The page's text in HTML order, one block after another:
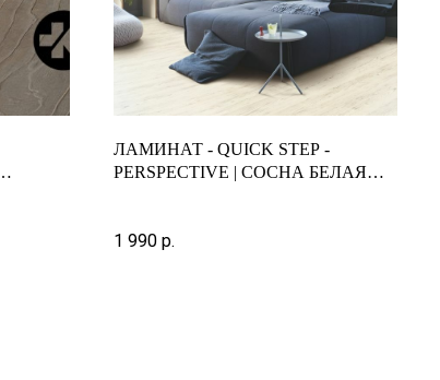
ЛАМИНАТ - QUICK STEP -
PERSPECTIVE | СОСНА БЕЛАЯ
1 990 р.